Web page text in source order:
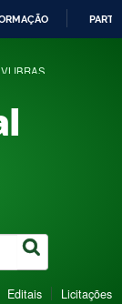
VLIBRAS
Editais Licitações